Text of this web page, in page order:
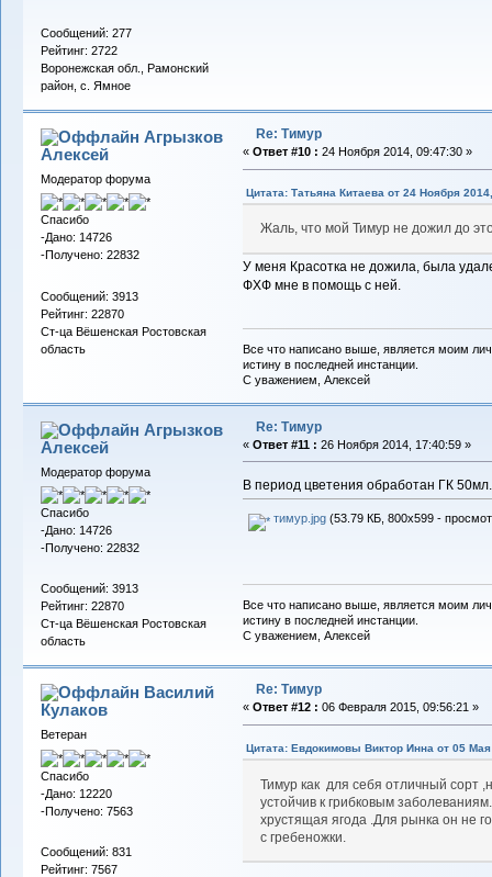
Сообщений: 277
Рейтинг: 2722
Воронежская обл., Рамонский
район, с. Ямное
Агрызков
Алексей
Модератор форума
Спасибо
-Дано: 14726
-Получено: 22832
Сообщений: 3913
Рейтинг: 22870
Ст-ца Вёшенская Ростовская
область
Re: Тимур
« Ответ #10 : 24 Ноября 2014, 09:47:30 »
Цитата: Татьяна Китаева от 24 Ноября
Жаль, что мой Тимур не дожил до
У меня Красотка не дожила, была
ФХФ мне в помощь с ней.
Все что написано выше, является моим
истину в последней инстанции.
С уважением, Алексей
Агрызков
Алексей
Модератор форума
Спасибо
-Дано: 14726
-Получено: 22832
Сообщений: 3913
Рейтинг: 22870
Ст-ца Вёшенская Ростовская
область
Re: Тимур
« Ответ #11 : 26 Ноября 2014, 17:40:59 »
В период цветения обработан ГК 50мл.
тимур.jpg(53.79 КБ, 800x599 -
Все что написано выше, является моим
истину в последней инстанции.
С уважением, Алексей
Василий
Кулаков
Ветеран
Спасибо
-Дано: 12220
-Получено: 7563
Сообщений: 831
Рейтинг: 7567
Re: Тимур
« Ответ #12 : 06 Февраля 2015, 09:56:21 »
Цитата: Евдокимовы Виктор Инна от 05
Тимур как для себя отличный сорт
устойчив к грибковым
хрустящая ягода .Для рынка он не
с гребеножки.